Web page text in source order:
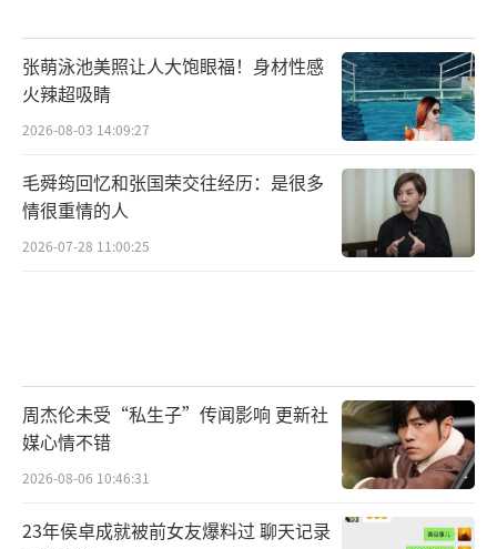
张萌泳池美照让人大饱眼福！身材性感
火辣超吸睛
2026-08-03 14:09:27
毛舜筠回忆和张国荣交往经历：是很多
情很重情的人
2026-07-28 11:00:25
周杰伦未受“私生子”传闻影响 更新社
媒心情不错
2026-08-06 10:46:31
23年侯卓成就被前女友爆料过 聊天记录